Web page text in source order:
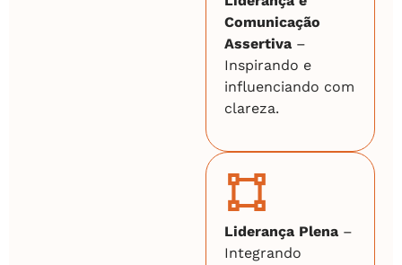
Comunicação
Assertiva–
Inspirando e
influenciando com
clareza.
Liderança Plena–
Integrando